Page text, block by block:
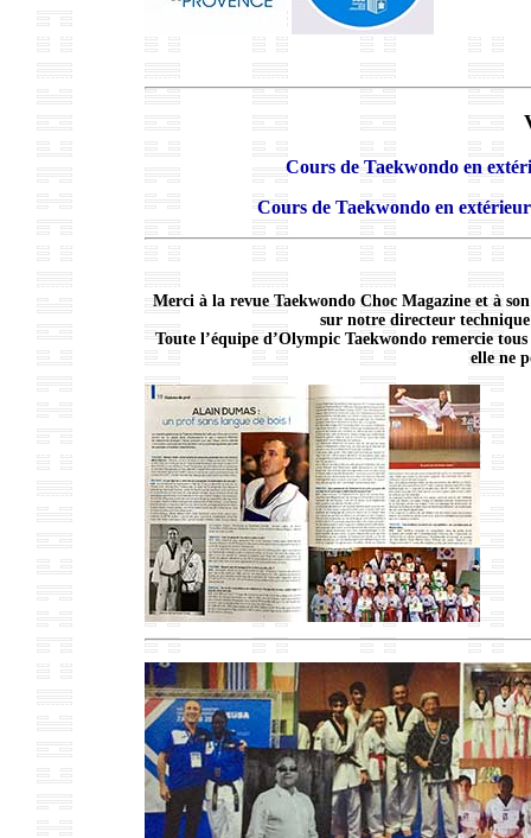
Cours de Taekwondo en
Cours de Taekwondo en
Merci à la revue Taekwondo Choc Magazine et à
sur notre directeur technique
Toute l’équipe d’Olympic Taekwondo remercie
elle ne